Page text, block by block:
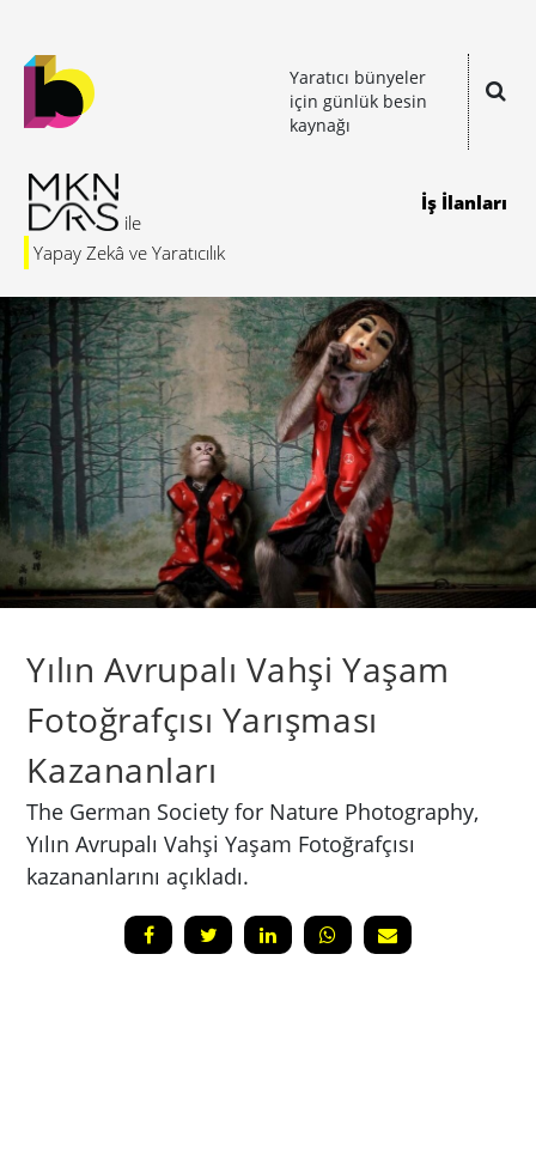
Yaratıcı bünyeler
için günlük besin
kaynağı
Yapay Zekâ ve Yaratıcılık
İş İlanları
Yılın Avrupalı Vahşi Yaşam
Fotoğrafçısı Yarışması
Kazananları
The German Society for Nature Photography,
Yılın Avrupalı Vahşi Yaşam Fotoğrafçısı
kazananlarını açıkladı.